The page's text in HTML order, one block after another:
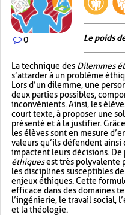
0 Le poids
La technique des Dilemmes
s’attarder à un problème
Lors d’un dilemme, une
deux parties possibles,
inconvénients. Ainsi, les
court texte, à proposer une
présenté et à la justifier.
les élèves sont en mesure
valeurs qu’ils défendent
impactent leurs décisions. De
éthiquesest très polyvalente
les disciplines susceptibles
enjeux éthiques. Cette
efficace dans des domaines
l’ingénierie, le travail social,
et la théologie.